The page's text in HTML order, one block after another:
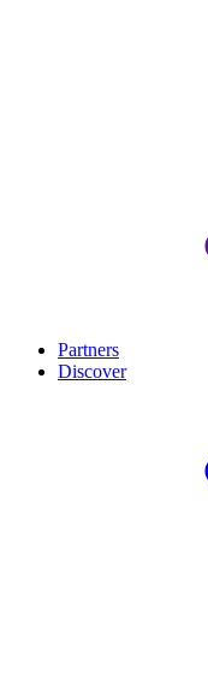
Partners
Discover